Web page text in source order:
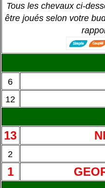
Tous les chevaux ci-
être joués selon votre
6
12
13
2
1